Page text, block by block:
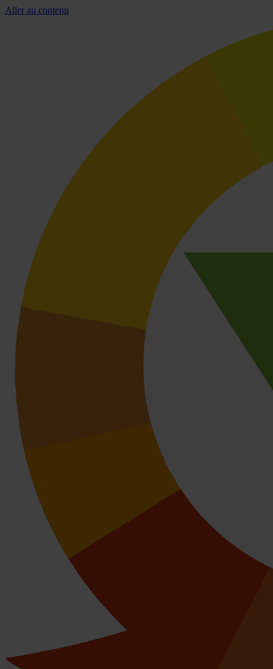
Aller au contenu